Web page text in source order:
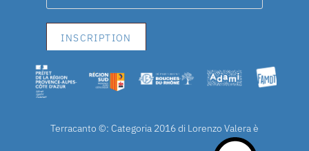
Terracanto ©: Categoria 2016 di Lorenzo Valera è